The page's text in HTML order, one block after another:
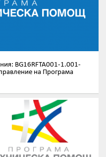
BG16RFTA001-1.001-
на Програма